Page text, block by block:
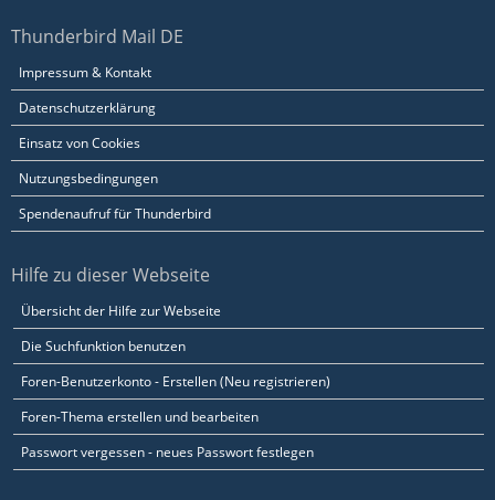
Thunderbird Mail DE
Impressum & Kontakt
Datenschutzerklärung
Einsatz von Cookies
Nutzungsbedingungen
Spendenaufruf für Thunderbird
Hilfe zu dieser Webseite
Übersicht der Hilfe zur Webseite
Die Suchfunktion benutzen
Foren-Benutzerkonto - Erstellen (Neu registrieren)
Foren-Thema erstellen und bearbeiten
Passwort vergessen - neues Passwort festlegen